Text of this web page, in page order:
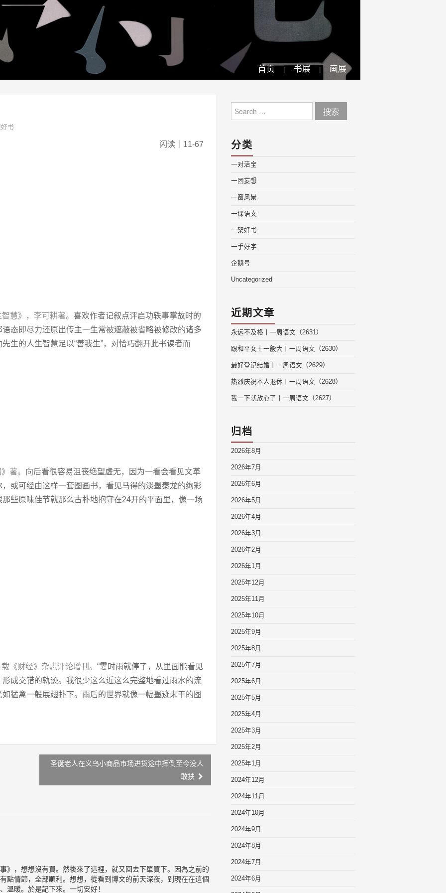
首页 书展 画展
书
闪读｜11-67
慧》，李可耕著。 喜欢作者记叙点评启功轶事掌故时的
态即尽力还原出传主一生常被遮蔽被省略被修改的诸多
生的人生智慧足以“善我生”，对恰巧翻开此书读者而
著。 向后看很容易沮丧绝望虚无，因为一看会看见文革
或可经由这样一套图画书，看见马得的淡墨秦龙的绚彩
些原味佳节就那么古朴地抱守在24开的平面里，像一场
《财经》杂志评论增刊。 “霎时雨就停了，从里面能看见
成交错的轨迹。我很少这么近这么完整地看过雨水的流
猛禽一般展翅扑下。雨后的世界就像一幅墨迹未干的图
圣诞老人在义乌小商品市场进货途中摔倒至今没人
敢扶
》，想想沒有買。然後來了這裡，就又回去下單買下。因為之前的
點情節，全部順利。想想，從看到博文的前天深夜，到現在在這個
溫暖。於是記下來。一切安好！
for:
分类
一对活宝
一团妄想
一窗风景
一课语文
一架好书
一手好字
企鹅号
Uncategorized
近期文章
永远不及格丨一周语文（2631）
跟和平女士一般大丨一周语文（2630）
最好登记结婚丨一周语文（2629）
热烈庆祝本人退休丨一周语文（2628）
我一下就放心了丨一周语文（2627）
归档
2026年8月
2026年7月
2026年6月
2026年5月
2026年4月
2026年3月
2026年2月
2026年1月
2025年12月
2025年11月
2025年10月
2025年9月
2025年8月
2025年7月
2025年6月
2025年5月
2025年4月
2025年3月
2025年2月
2025年1月
2024年12月
2024年11月
2024年10月
2024年9月
2024年8月
2024年7月
2024年6月